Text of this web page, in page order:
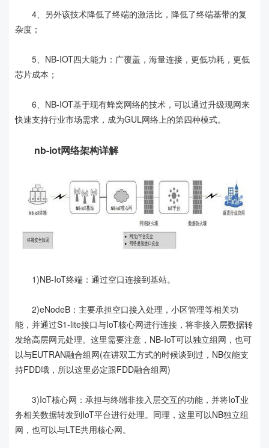
4、另外该技术降低了终端的激活比，降低了终端基带的复
杂度；
5、NB-IOT四大能力：广覆盖，海量连接，更低功耗，更低
芯片成本；
6、NB-IOT基于现有蜂窝网络的技术，可以通过升级现网来
快速支持行业市场需求，成为GUL网络上的第四种模式。
nb-iot网络架构详解
1)NB-IoT终端：通过空口连接到基站。
2)eNodeB：主要承担空口接入处理，小区管理等相关功
能，并通过S1-lite接口与IoT核心网进行连接，将非接入层数据转
发给高层网元处理。这里需要注意，NB-IoT可以独立组网，也可
以与EUTRAN融合组网(在讲双工方式的时候谈到过，NB仅能支
持FDD哦，所以这里必定跟FDD融合组网)
3)IoT核心网：承担与终端非接入层交互的功能，并将IoT业
务相关数据转发到IoT平台进行处理。同理，这里可以NB独立组
网，也可以与LTE共用核心网。